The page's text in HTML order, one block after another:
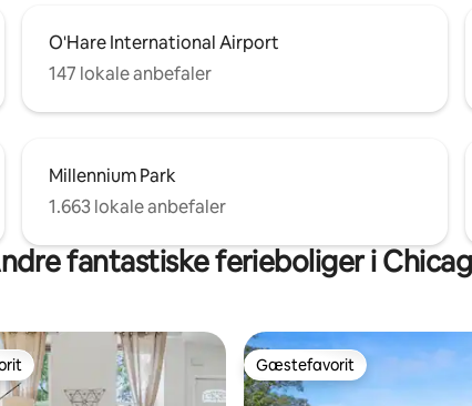
O'Hare International Airport
147 lokale anbefaler
Millennium Park
1.663 lokale anbefaler
fantastiske ferieboliger i
Gæstefavorit
Gæstefavorit